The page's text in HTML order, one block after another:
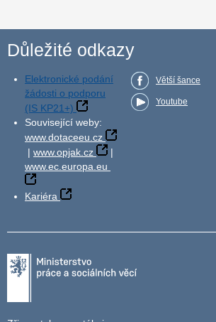
Důležité odkazy
Elektronické podání
žádosti o podporu
(IS KP21+)
Související weby:
www.dotaceeu.cz
| www.opjak.cz
|
www.ec.europa.eu
Kariéra
Větší šance
Youtube